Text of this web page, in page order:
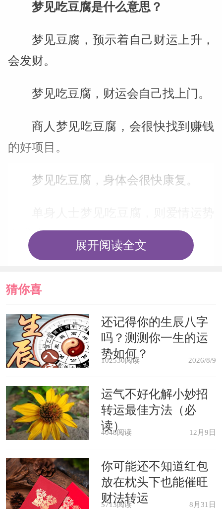
梦见吃豆腐是什么意思？
梦见豆腐，预示着自己财运上升，
会发财。
梦见吃豆腐，财运会自己找上门。
商人梦见吃豆腐，会很快找到赚钱
的好项目。
梦见吃豆腐，身体会很快康复。
不成功。
的努力很快到来。
展开阅读全文
猜你喜
欢
还记得你的生辰八字
吗？测测你一生的运
势如何？
102530阅读 2026/8/9
运气不好化解小妙招
转运最佳方法（必
读）
4048阅读 12月9日
你可能还不知道红包
放在枕头下也能催旺
财法转运
5713阅读 8月31日